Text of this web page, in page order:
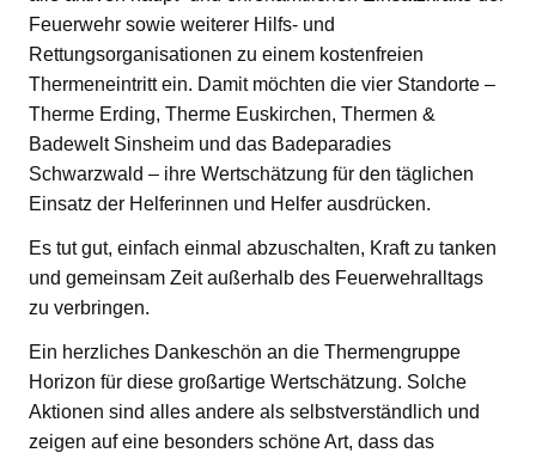
Feuerwehr sowie weiterer Hilfs- und
Rettungsorganisationen zu einem kostenfreien
Thermeneintritt ein. Damit möchten die vier Standorte –
Therme Erding, Therme Euskirchen, Thermen &
Badewelt Sinsheim und das Badeparadies
Schwarzwald – ihre Wertschätzung für den täglichen
Einsatz der Helferinnen und Helfer ausdrücken.
Es tut gut, einfach einmal abzuschalten, Kraft zu tanken
und gemeinsam Zeit außerhalb des Feuerwehralltags
zu verbringen.
Ein herzliches Dankeschön an die Thermengruppe
Horizon für diese großartige Wertschätzung. Solche
Aktionen sind alles andere als selbstverständlich und
zeigen auf eine besonders schöne Art, dass das